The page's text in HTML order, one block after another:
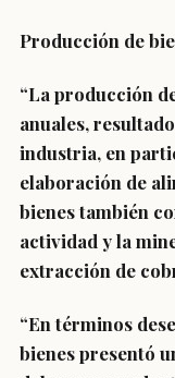
Producción de
“La producción
anuales,
industria, en
elaboración de
bienes también
actividad y la
extracción de
“En términos
bienes presentó